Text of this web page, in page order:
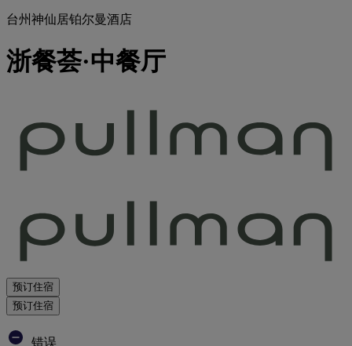
台州神仙居铂尔曼酒店
浙餐荟·中餐厅
预订住宿
预订住宿
错误